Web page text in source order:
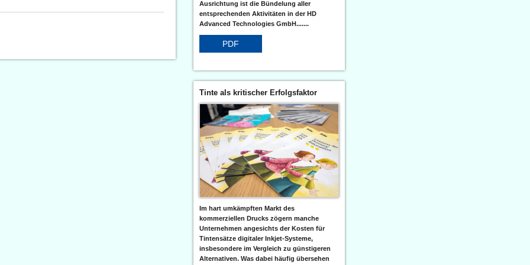
Ausrichtung ist die Bündelung aller
entsprechenden Aktivitäten in der HD
Advanced Technologies GmbH.......
PDF
Tinte als kritischer Erfolgsfaktor
Im hart umkämpften Markt des
kommerziellen Drucks zögern manche
Unternehmen angesichts der Kosten für
Tintensätze digitaler Inkjet-Systeme,
insbesondere im Vergleich zu günstigeren
Alternativen. Was dabei häufig übersehen